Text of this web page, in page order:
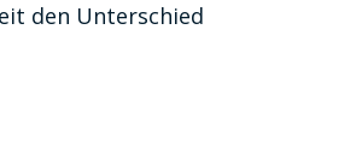
den Unterschied